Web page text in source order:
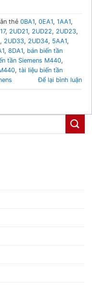
thẻ 0BA1, 0EA1, 1AA1,
, 2UD21, 2UD22, 2UD23,
, 2UD33, 2UD34, 5AA1,
, 8DA1, bán biến tần
tần Siemens M440,
, tài liệu biến tần
Để lại bình luận